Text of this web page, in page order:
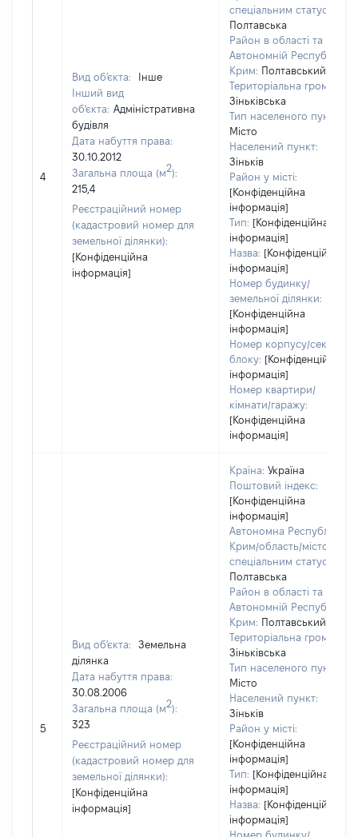
4
Вид об'єкта:
Інше
Інший вид
об'єкта: Адміністративна
будівля
Дата набуття права:
30.10.2012
Загальна площа (м2):
215,4
Реєстраційний номер
(кадастровий номер для
земельної ділянки):
[Конфіденційна
інформація]
спеціальним статусом:
Полтавська
Район в області та
Автономній Республіці
Крим: Полтавський
Територіальна громада:
Зіньківська
Тип населеного пункту:
Місто
Населений пункт:
Зіньків
Район у місті:
[Конфіденційна
інформація]
Тип: [Конфіденційна
інформація]
Назва: [Конфіденційна
інформація]
Номер будинку/
земельної ділянки:
[Конфіденційна
інформація]
Номер корпусу/секції/
блоку: [Конфіденційна
інформація]
Номер квартири/
кімнати/гаражу:
[Конфіденційна
інформація]
5
Вид об'єкта:
Земельна
ділянка
Дата набуття права:
30.08.2006
Загальна площа (м2):
323
Реєстраційний номер
(кадастровий номер для
земельної ділянки):
[Конфіденційна
інформація]
Країна: Україна
Поштовий індекс:
[Конфіденційна
інформація]
Автономна Республіка
Крим/область/місто зі
спеціальним статусом:
Полтавська
Район в області та
Автономній Республіці
Крим: Полтавський
Територіальна громада:
Зіньківська
Тип населеного пункту:
Місто
Населений пункт:
Зіньків
Район у місті:
[Конфіденційна
інформація]
Тип: [Конфіденційна
інформація]
Назва: [Конфіденційна
інформація]
Номер будинку/